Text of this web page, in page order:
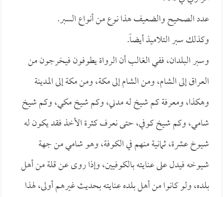
عدد الصحيح والضعيف هذا نوع من أنواع السبر.
وكذلك سبر التلاميذ أيضاً.
وسبر البلدان، ففي الغالب أن الرواة يطوفون فيخرجون من
العراق إلى الشام، ومن الشام إلى مكة، ومن مكة إلى المدينة
وهكذا، ومعرفة كم شيخ له مدني، وكم شيخ مكي، وكم شيخ
شامي، وكم شيخ كوفي، حتى نعرف كثرة الأخذ فقد يكون له
شيوخ عشرة، ثمانية منهم في الكوفة، وهو شامي من جهة
شيوخه فيدل على عنايته بالكوفيين، وإذا روى عن قلة من أهل
بلده، ولو كانوا من أهل بلده عنايته بحديث غيرهم أولى، لهذا